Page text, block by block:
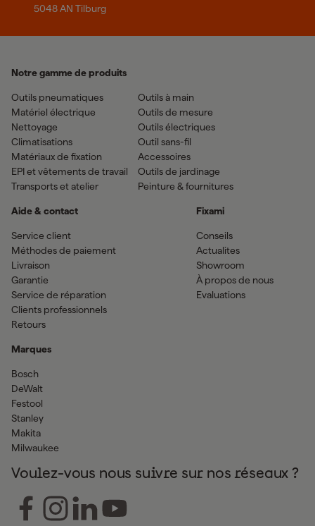
5048 AN Tilburg
Notre gamme de produits
Outils pneumatiques
Matériel électrique
Nettoyage
Climatisations
Matériaux de fixation
EPI et vêtements de travail
Transports et atelier
Outils à main
Outils de mesure
Outils électriques
Outil sans-fil
Accessoires
Outils de jardinage
Peinture & fournitures
Aide & contact
Service client
Méthodes de paiement
Livraison
Garantie
Service de réparation
Clients professionnels
Retours
Marques
Bosch
DeWalt
Festool
Stanley
Makita
Milwaukee
Fixami
Conseils
Actualites
Showroom
À propos de nous
Evaluations
Voulez-vous nous suivre sur nos réseaux ?